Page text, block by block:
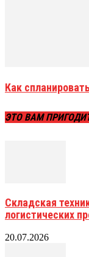
Как
ЭТО ВАМ
Складская
логистических
20.07.2026